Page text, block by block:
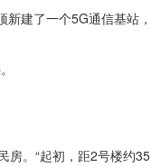
建了一个5G通信基站，
房。“起初，距2号楼约35